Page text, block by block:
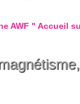
AWF " Accueil